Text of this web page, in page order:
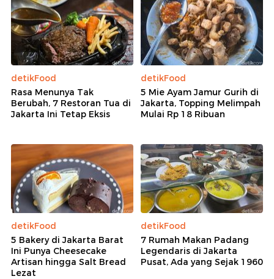
detikFood
Rasa Menunya Tak
Berubah, 7 Restoran Tua di
Jakarta Ini Tetap Eksis
detikFood
5 Mie Ayam Jamur Gurih di
Jakarta, Topping Melimpah
Mulai Rp 18 Ribuan
detikFood
5 Bakery di Jakarta Barat
Ini Punya Cheesecake
Artisan hingga Salt Bread
Lezat
detikFood
7 Rumah Makan Padang
Legendaris di Jakarta
Pusat, Ada yang Sejak 1960